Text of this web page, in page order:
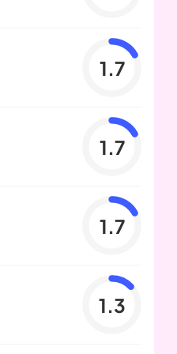
1.7
1.7
1.7
1.3